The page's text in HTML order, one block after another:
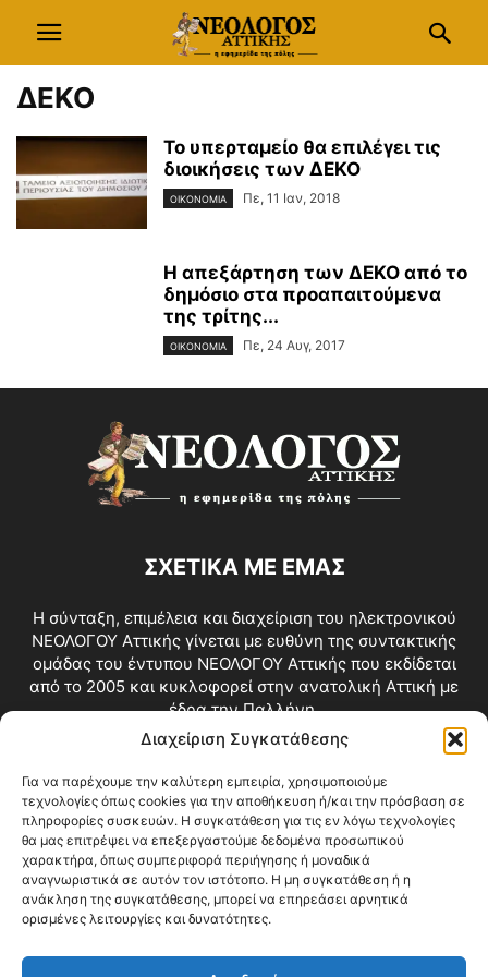
Διαχείριση Συγκατάθεσης
Για να παρέχουμε την καλύτερη εμπειρία, χρησιμοποιούμε
τεχνολογίες όπως cookies για την αποθήκευση ή/και την πρόσβαση σε
πληροφορίες συσκευών. Η συγκατάθεση για τις εν λόγω τεχνολογίες
θα μας επιτρέψει να επεξεργαστούμε δεδομένα προσωπικού
χαρακτήρα, όπως συμπεριφορά περιήγησης ή μοναδικά
αναγνωριστικά σε αυτόν τον ιστότοπο. Η μη συγκατάθεση ή η
ανάκληση της συγκατάθεσης, μπορεί να επηρεάσει αρνητικά
ορισμένες λειτουργίες και δυνατότητες.
ΔΕΚΟ
Το υπερταμείο θα επιλέγει τις
διοικήσεις των ΔΕΚΟ
ΟΙΚΟΝΟΜΙΑ Πε, 11 Ιαν, 2018
Η απεξάρτηση των ΔΕΚΟ από το
δημόσιο στα προαπαιτούμενα
της τρίτης...
ΟΙΚΟΝΟΜΙΑ Πε, 24 Αυγ, 2017
ΣΧΕΤΙΚΑ ΜΕ ΕΜΑΣ
Η σύνταξη, επιμέλεια και διαχείριση του ηλεκτρονικού
ΝΕΟΛΟΓΟΥ Αττικής γίνεται με ευθύνη της συντακτικής
ομάδας του έντυπου ΝΕΟΛΟΓΟΥ Αττικής που εκδίδεται
από το 2005 και κυκλοφορεί στην ανατολική Αττική με
έδρα την Παλλήνη.
Επικοινωνία:info@neologosattikis.gr
ΑΚΟΛΟΥΘΗΣΕ ΜΑΣ